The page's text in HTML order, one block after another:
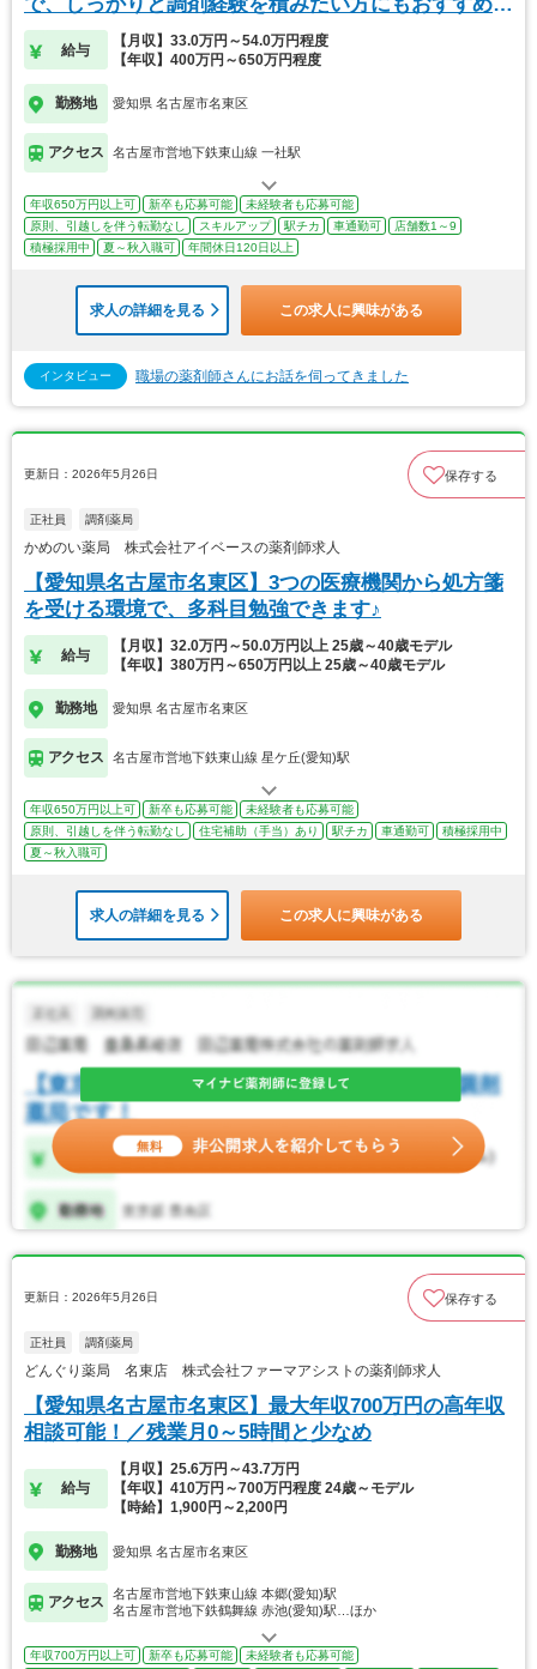
す。
給与
【月収】33.0万円～54.0万円程度
【年収】400万円～650万円程度
勤務地 愛知県 名古屋市名東区
アクセス 名古屋市営地下鉄東山線 一社駅
年収650万円以上可 新卒も応募可能
未経験者も応募可能
原則、引越しを伴う転勤なし
スキルアップ 駅チカ 車通勤可
店舗数1～9
積極採用中
夏～秋入職可 年間休日120日以上
求人の詳細を見る この求人に興味がある
インタビュー 職場の薬剤師さんにお話を伺ってきました
更新日：2026年5月26日 保存する
正社員 調剤薬局
かめのい薬局 株式会社アイベースの薬剤師求人
【愛知県名古屋市名東区】3つの医療機関から処方箋
を受ける環境で、多科目勉強できます♪
給与
【月収】32.0万円～50.0万円以上 25歳～40歳モデル
【年収】380万円～650万円以上 25歳～40歳モデル
勤務地 愛知県 名古屋市名東区
アクセス 名古屋市営地下鉄東山線 星ケ丘(愛知)駅
年収650万円以上可 新卒も応募可能
未経験者も応募可能
原則、引越しを伴う転勤なし
住宅補助（手当）あり 駅チカ 車通勤可
積極採用中
夏～秋入職可
求人の詳細を見る この求人に興味がある
更新日：2026年5月26日 保存する
正社員 調剤薬局
どんぐり薬局 名東店 株式会社ファーマアシストの薬剤師求人
【愛知県名古屋市名東区】最大年収700万円の高年収
相談可能！／残業月0～5時間と少なめ
給与
【月収】25.6万円～43.7万円
【年収】410万円～700万円程度 24歳～モデル
【時給】1,900円～2,200円
勤務地 愛知県 名古屋市名東区
アクセス
名古屋市営地下鉄東山線 本郷(愛知)駅
名古屋市営地下鉄鶴舞線 赤池(愛知)駅…ほか
年収700万円以上可 新卒も応募可能
未経験者も応募可能